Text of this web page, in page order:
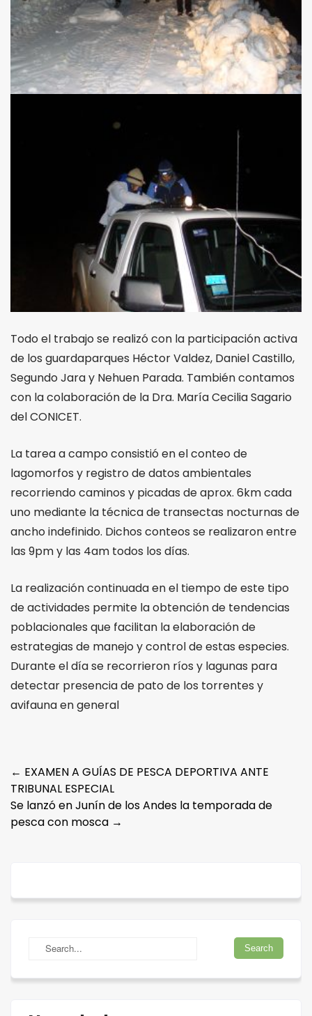
Todo el trabajo se realizó con la participación activa
de los guardaparques Héctor Valdez, Daniel Castillo,
Segundo Jara y Nehuen Parada. También contamos
con la colaboración de la Dra. María Cecilia Sagario
del CONICET.
La tarea a campo consistió en el conteo de
lagomorfos y registro de datos ambientales
recorriendo caminos y picadas de aprox. 6km cada
uno mediante la técnica de transectas nocturnas de
ancho indefinido. Dichos conteos se realizaron entre
las 9pm y las 4am todos los días.
La realización continuada en el tiempo de este tipo
de actividades permite la obtención de tendencias
poblacionales que facilitan la elaboración de
estrategias de manejo y control de estas especies.
Durante el día se recorrieron ríos y lagunas para
detectar presencia de pato de los torrentes y
avifauna en general
Post
navigation
← EXAMEN A GUÍAS DE PESCA DEPORTIVA ANTE
TRIBUNAL ESPECIAL
Se lanzó en Junín de los Andes la temporada de
pesca con mosca →